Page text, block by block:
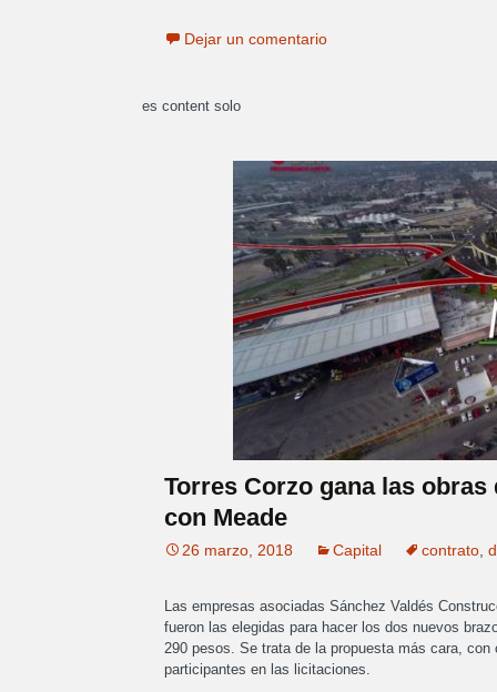
Dejar un comentario
es content solo
Torres Corzo gana las
con Meade
26 marzo, 2018 Capital contrato
Las empresas asociadas Sánchez Valdés
fueron las elegidas para hacer los dos nuevos
290 pesos. Se trata de la propuesta más cara,
participantes en las licitaciones.